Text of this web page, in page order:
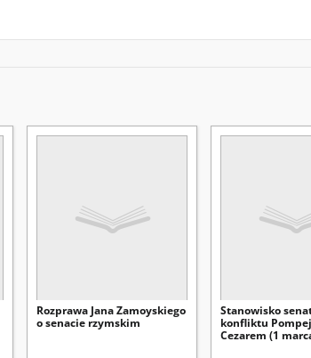
Rozprawa Jana Zamoyskiego
o senacie rzymskim
Stanowisko
konfliktu
Cezarem (1